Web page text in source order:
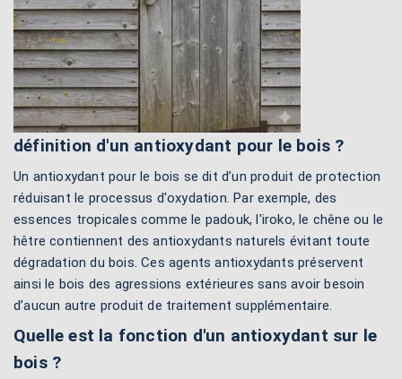
définition d'un antioxydant pour le bois ?
Un antioxydant pour le bois se dit d’un produit de protection
réduisant le processus d'oxydation. Par exemple, des
essences tropicales comme le padouk, l'iroko, le chêne ou le
hêtre contiennent des antioxydants naturels évitant toute
dégradation du bois. Ces agents antioxydants préservent
ainsi le bois des agressions extérieures sans avoir besoin
d’aucun autre produit de traitement supplémentaire.
Quelle est la fonction d'un antioxydant sur le
bois ?